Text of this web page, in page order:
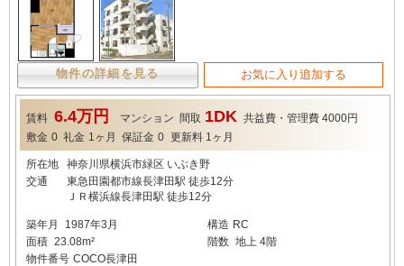
物件の詳細を見る お気に入り追加する
賃料 6.4万円 マンション 間取 1DK 共益費・管理費 4000円
敷金 0 礼金 1ヶ月 保証金 0 更新料 1ヶ月
所在地
神奈川県横浜市緑区 いぶき野
交通
東急田園都市線長津田駅 徒歩12分
ＪＲ横浜線長津田駅 徒歩12分
築年月 1987年3月 構造 RC
面積 23.08m² 階数 地上 4階
物件番号 COCO長津田